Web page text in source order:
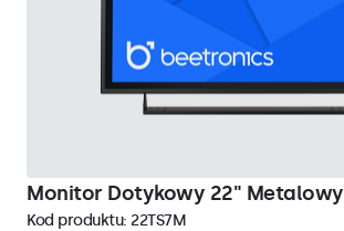
Monitor Dotykowy 22" Metalowy
Kod produktu: 22TS7M